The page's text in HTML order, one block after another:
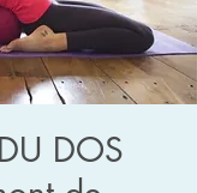
DOS